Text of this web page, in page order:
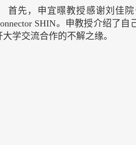
首先，申宜暻教授感谢刘佳
SHIN。申教授介绍了
大学交流合作的不解之缘。